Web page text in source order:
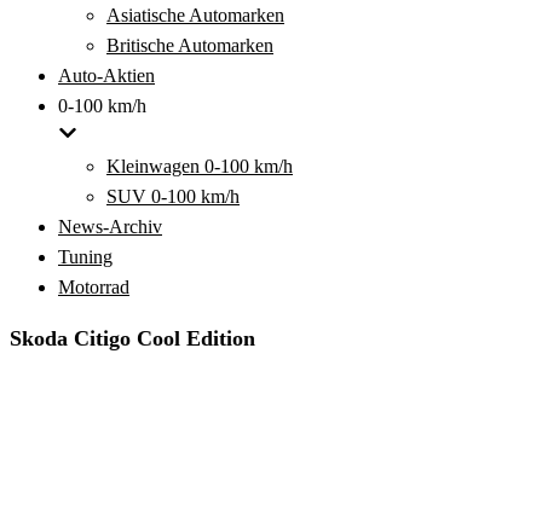
Asiatische Automarken
Britische Automarken
Auto-Aktien
0-100 km/h
Kleinwagen 0-100 km/h
SUV 0-100 km/h
News-Archiv
Tuning
Motorrad
Skoda Citigo Cool Edition